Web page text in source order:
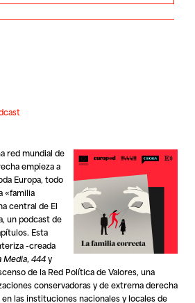
red mundial de
empieza a
Europa, todo
«familia
central de El
un podcast de
Esta
-creada
Media, 444y
de la Red Política de Valores, una
conservadoras y de extrema derecha
las instituciones nacionales y locales de